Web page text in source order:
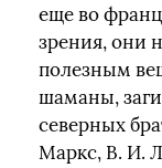
еще во
зрения, они
полезным
шаманы,
северных
Маркс, В. И.